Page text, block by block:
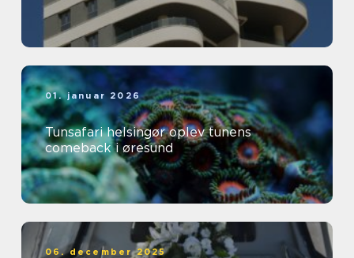
01. januar 2026
Tunsafari helsingør oplev tunens
comeback i øresund
06. december 2025